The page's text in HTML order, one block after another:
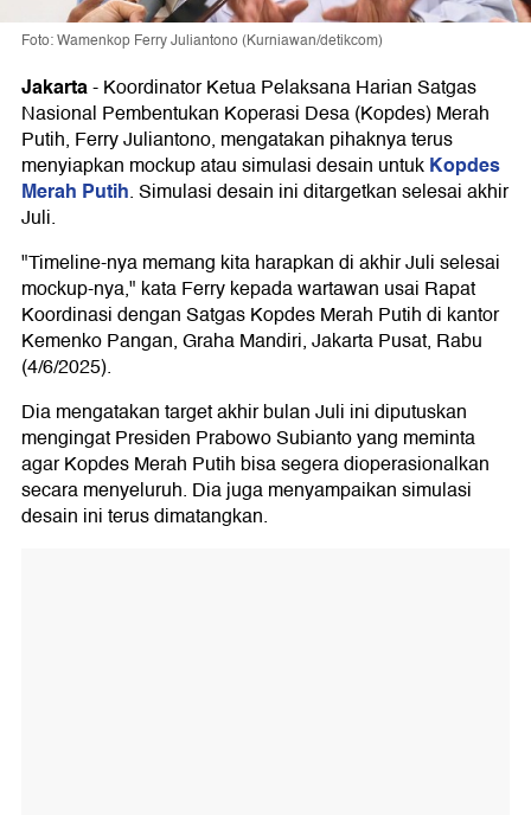
Foto: Wamenkop Ferry Juliantono (Kurniawan/detikcom)
Jakarta-Koordinator Ketua Pelaksana Harian Satgas
Nasional Pembentukan Koperasi Desa (Kopdes) Merah
Putih, Ferry Juliantono, mengatakan pihaknya terus
menyiapkan mockup atau simulasi desain untukKopdes
Merah Putih. Simulasi desain ini ditargetkan selesai akhir
Juli.
"Timeline-nya memang kita harapkan di akhir Juli selesai
mockup-nya," kata Ferry kepada wartawan usai Rapat
Koordinasi dengan Satgas Kopdes Merah Putih di kantor
Kemenko Pangan, Graha Mandiri, Jakarta Pusat, Rabu
(4/6/2025).
Dia mengatakan target akhir bulan Juli ini diputuskan
mengingat Presiden Prabowo Subianto yang meminta
agar Kopdes Merah Putih bisa segera dioperasionalkan
secara menyeluruh. Dia juga menyampaikan simulasi
desain ini terus dimatangkan.